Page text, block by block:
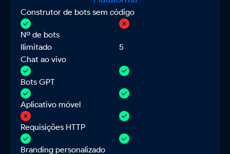
Construtor de bots sem código
Nº de bots
Ilimitado
5
Chat ao vivo
Bots GPT
Aplicativo móvel
Requisições HTTP
Branding personalizado